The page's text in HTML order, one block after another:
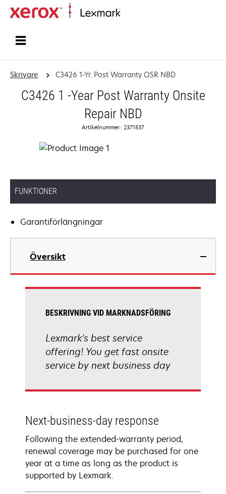
Skrivare C3426 1-Yr. Post Warranty OSR NBD
C3426 1 -Year Post Warranty Onsite
Repair NBD
Artikelnummer.: 2371537
FUNKTIONER
Garantiförlängningar
Översikt
BESKRIVNING VID MARKNADSFÖRING
Lexmark's best service
offering! You get fast onsite
service by next business day
Next-business-day response
Following the extended-warranty period,
renewal coverage may be purchased for one
year at a time as long as the product is
supported by Lexmark.